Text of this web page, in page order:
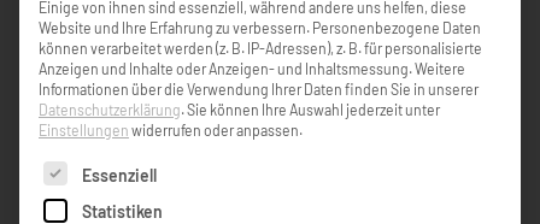
Viele Stunden im Leben brachten
Freuden,manche auch Sorgen.Die lezte
Stunde brachte den Frieden.Wir werden dich
lieber Rudi nie vergessen.Deine Fitness
Mitstreiterinnen Hilde und Poldi
Einige von ihnen sind essenziell, während andere uns helfen, diese
Website und Ihre Erfahrung zu verbessern. Personenbezogene Daten
können verarbeitet werden (z. B. IP-Adressen), z. B. für personalisierte
Anzeigen und Inhalte oder Anzeigen- und Inhaltsmessung.Weitere
Informationen über die Verwendung Ihrer Daten finden Sie in unserer
Datenschutzerklärung.Sie können Ihre Auswahl jederzeit unter
Einstellungen widerrufen oder anpassen.
Es folgt eine Liste der Service-Gruppen, für die eine
Essenziell
Statistiken